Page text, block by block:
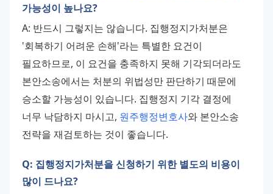
가능성이 높나요?
A: 반드시 그렇지는 않습니다. 집행정지가처분은
'회복하기 어려운 손해'라는 특별한 요건이
필요하므로, 이 요건을 충족하지 못해 기각되더라도
본안소송에서는 처분의 위법성만 판단하기 때문에
승소할 가능성이 있습니다. 집행정지 기각 결정에
너무 낙담하지 마시고, 원주행정변호사와 본안소송
전략을 재검토하는 것이 좋습니다.
Q: 집행정지가처분을 신청하기 위한 별도의 비용이
많이 드나요?